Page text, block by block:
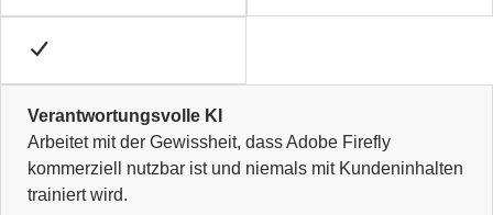
Verantwortungsvolle KI
Arbeitet mit der Gewissheit, dass Adobe Firefly
kommerziell nutzbar ist und niemals mit Kundeninhalten
trainiert wird.